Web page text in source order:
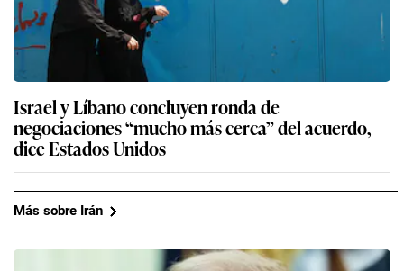
Israel y Líbano concluyen ronda de
negociaciones “mucho más cerca” del acuerdo,
dice Estados Unidos
Más sobre Irán